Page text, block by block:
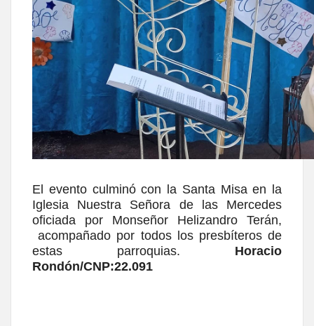
El evento culminó con la Santa Misa en la
Iglesia Nuestra Señora de las Mercedes
oficiada por Monseñor Helizandro Terán,
acompañado por todos los presbíteros de
estas parroquias.
Horacio
Rondón/CNP:22.091